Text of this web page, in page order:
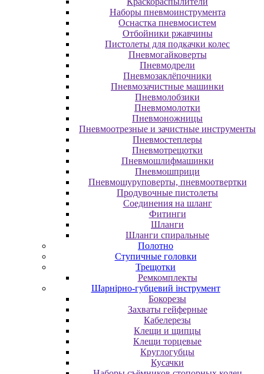
Наборы пневмоинструмента
Оснастка пневмосистем
Отбойники ржавчины
Пистолеты для подкачки колес
Пневмогайковерты
Пневмодрели
Пневмозаклёпочники
Пневмозачистные машинки
Пневмолобзики
Пневмомолотки
Пневмоножницы
Пневмоотрезные и зачистные инструменты
Пневмостеплеры
Пневмотрещотки
Пневмошлифмашинки
Пневмошприци
Пневмошуруповерты, пневмоотвертки
Продувочные пистолеты
Соединения на шланг
Фитинги
Шланги
Шланги спиральные
Полотно
Ступичные головки
Трещотки
Ремкомплекты
Шарнірно-губцевий інструмент
Бокорезы
Захваты гейферные
Кабелерезы
Клещи и щипцы
Клещи торцевые
Круглогубцы
Кусачки